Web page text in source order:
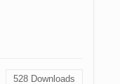
528 Downloads